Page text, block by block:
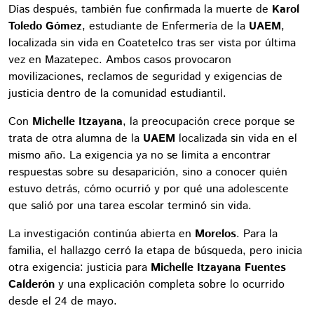
Días después, también fue confirmada la muerte de Karol
Toledo Gómez, estudiante de Enfermería de la UAEM,
localizada sin vida en Coatetelco tras ser vista por última
vez en Mazatepec. Ambos casos provocaron
movilizaciones, reclamos de seguridad y exigencias de
justicia dentro de la comunidad estudiantil.
Con Michelle Itzayana, la preocupación crece porque se
trata de otra alumna de la UAEM localizada sin vida en el
mismo año. La exigencia ya no se limita a encontrar
respuestas sobre su desaparición, sino a conocer quién
estuvo detrás, cómo ocurrió y por qué una adolescente
que salió por una tarea escolar terminó sin vida.
La investigación continúa abierta en Morelos. Para la
familia, el hallazgo cerró la etapa de búsqueda, pero inicia
otra exigencia: justicia para Michelle Itzayana Fuentes
Calderón y una explicación completa sobre lo ocurrido
desde el 24 de mayo.